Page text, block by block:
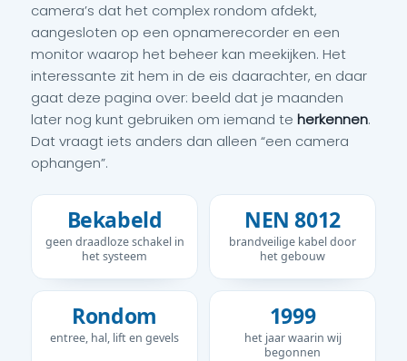
camera’s dat het complex rondom afdekt,
aangesloten op een opnamerecorder en een
monitor waarop het beheer kan meekijken. Het
interessante zit hem in de eis daarachter, en daar
gaat deze pagina over: beeld dat je maanden
later nog kunt gebruiken om iemand te herkennen.
Dat vraagt iets anders dan alleen “een camera
ophangen”.
Bekabeld
geen draadloze schakel in
het systeem
NEN 8012
brandveilige kabel door
het gebouw
Rondom
entree, hal, lift en gevels
1999
het jaar waarin wij
begonnen